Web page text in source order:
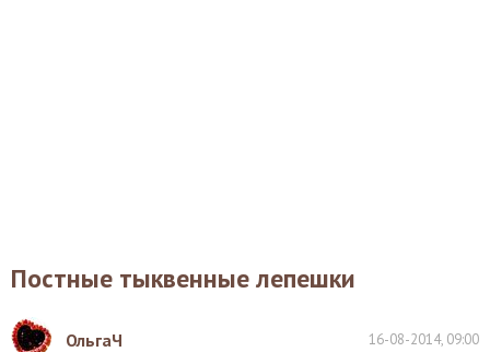
Постные тыквенные лепешки
ОльгаЧ 16-08-2014, 09:00